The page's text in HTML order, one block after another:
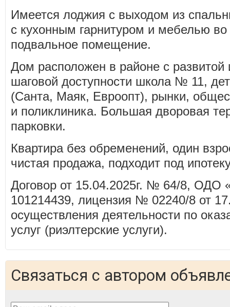
Имеется лоджия с выходом из
с кухонным гарнитуром и мебелью во
подвальное помещение.
Дом расположен в районе с развитой
шаговой доступности школа № 11,
(Санта, Маяк, Евроопт), рынки,
и поликлиника. Большая дворовая
парковки.
Квартира без обременений, один
чистая продажа, подходит под
Договор от 15.04.2025г. № 64/8, ОДО
101214439, лицензия № 02240/8 от
осуществления деятельности по
услуг (риэлтерские услуги).
Связаться с автором